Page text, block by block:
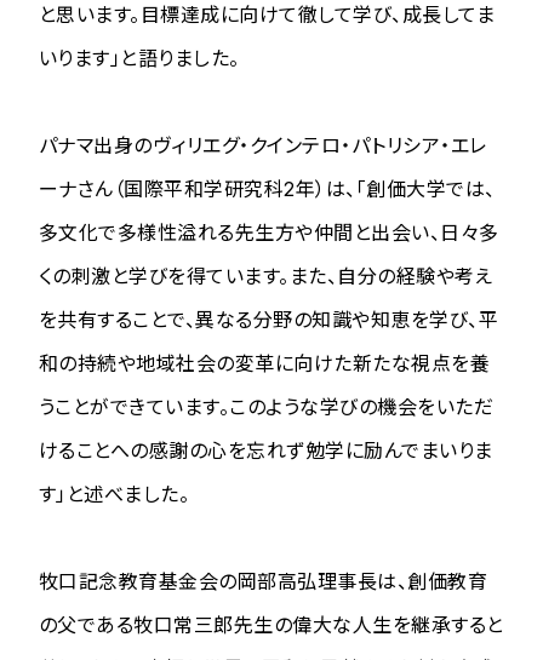
と思います。目標達成に向けて徹して学び、成長してま
いります」と語りました。
パナマ出身のヴィリエグ・クインテロ・パトリシア・エレ
ーナさん（国際平和学研究科2年）は、「創価大学では、
多文化で多様性溢れる先生方や仲間と出会い、日々多
くの刺激と学びを得ています。また、自分の経験や考え
を共有することで、異なる分野の知識や知恵を学び、平
和の持続や地域社会の変革に向けた新たな視点を養
うことができています。このような学びの機会をいただ
けることへの感謝の心を忘れず勉学に励んでまいりま
す」と述べました。
牧口記念教育基金会の岡部高弘理事長は、創価教育
の父である牧口常三郎先生の偉大な人生を継承すると